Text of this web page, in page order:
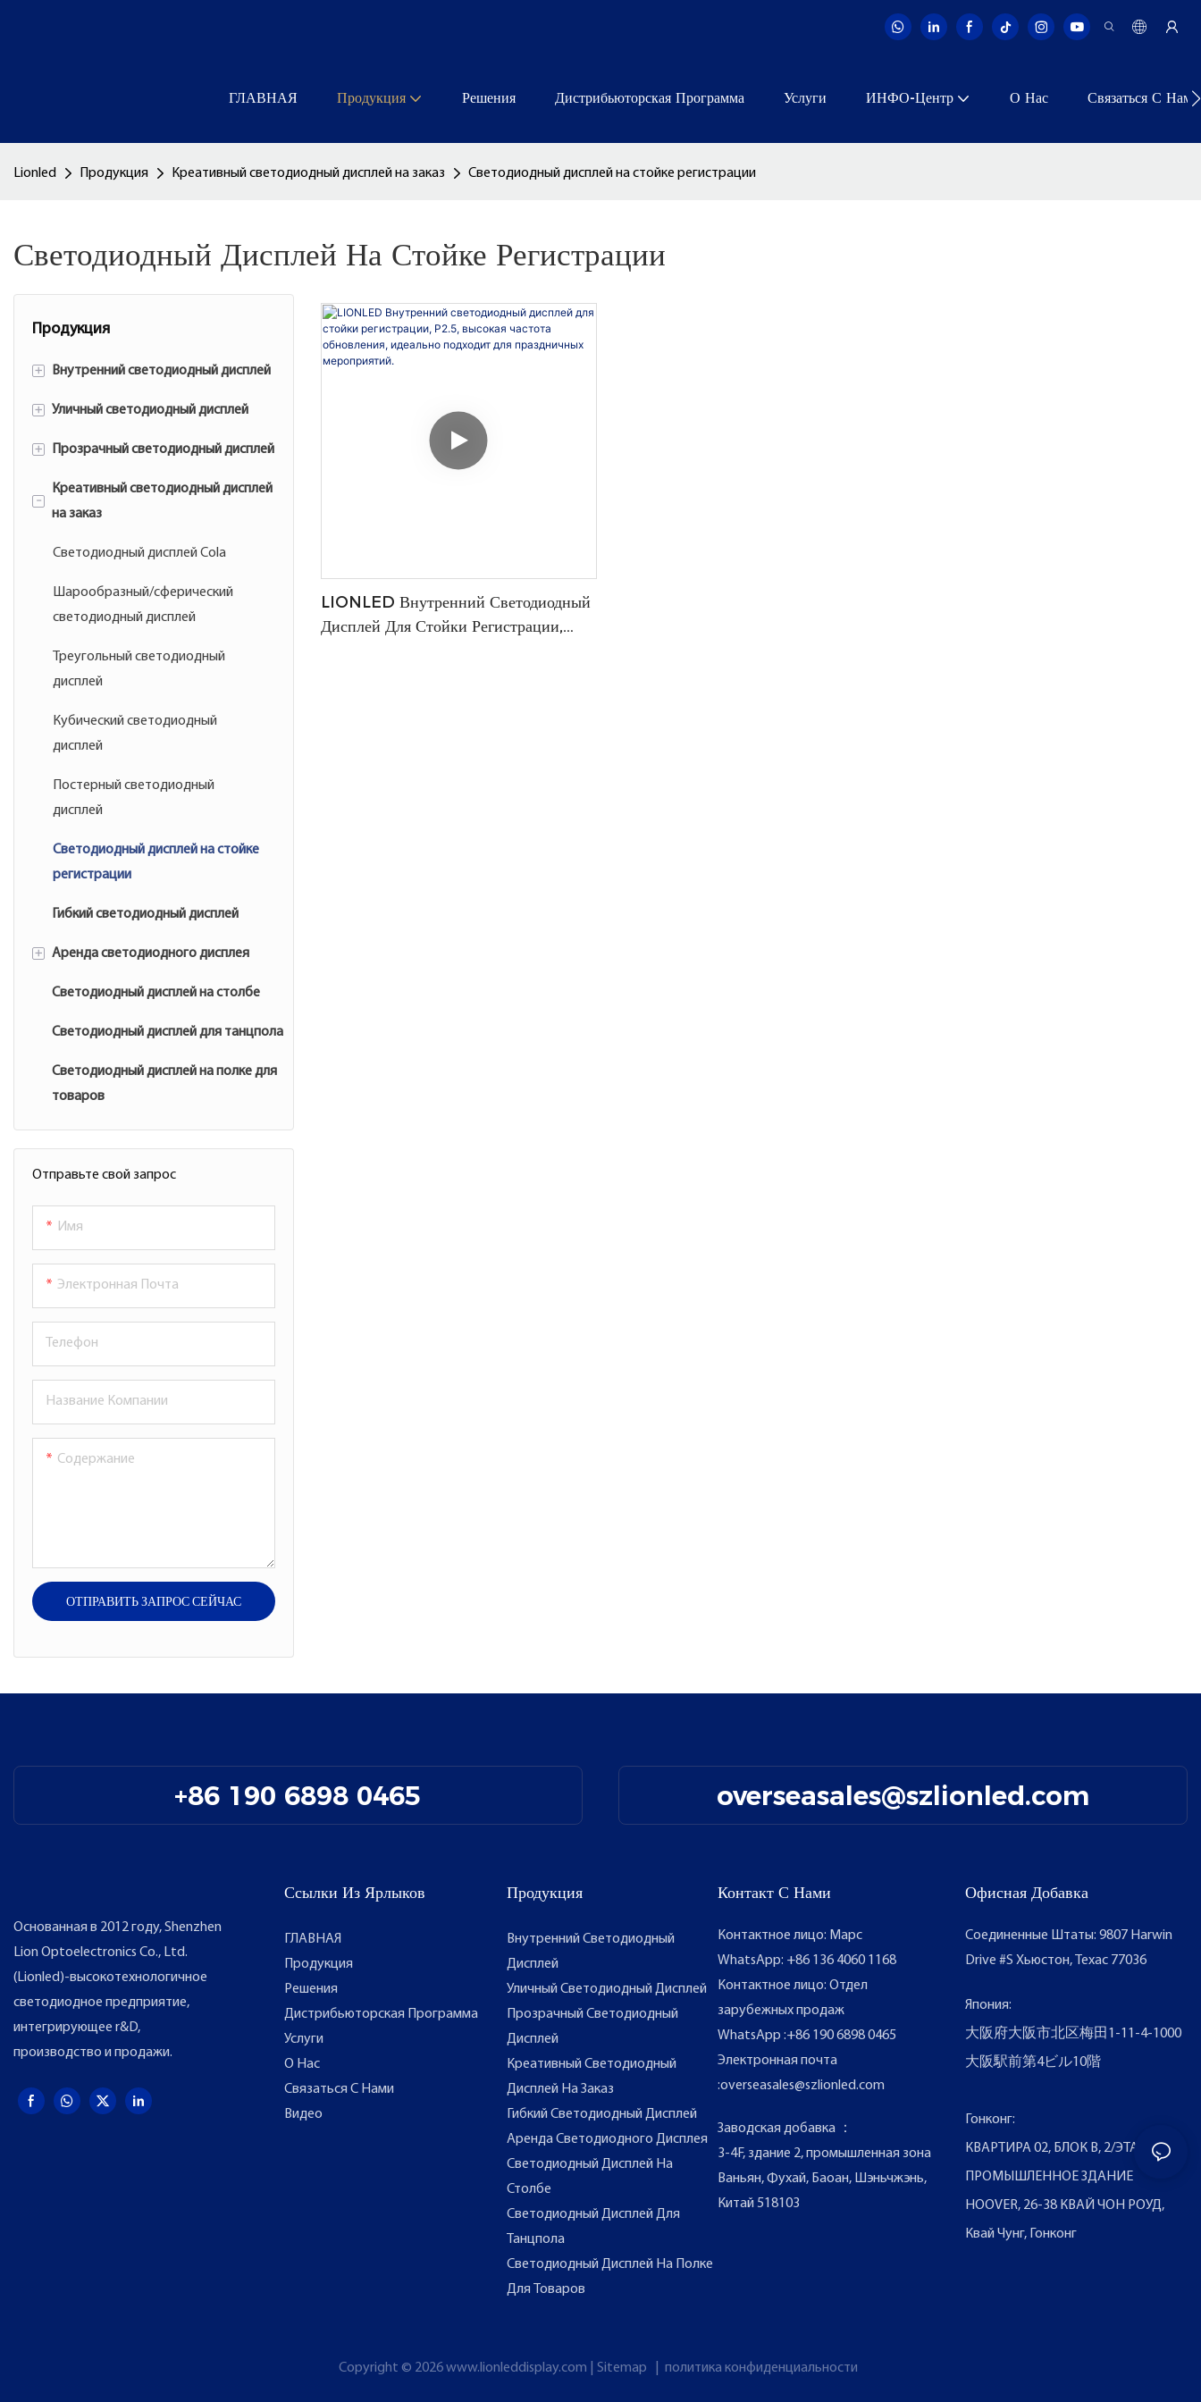
ГЛАВНАЯ Продукция Решения Дистрибьюторская Программа Услуги ИНФО-Центр О Нас Связаться С Нами
Lionled Продукция Креативный светодиодный дисплей на заказ Светодиодный дисплей на стойке регистрации
Светодиодный Дисплей На Стойке Регистрации
Продукция
+ Внутренний светодиодный дисплей
Внутренние стационарные
+ Уличный светодиодный дисплей
Наружная рекламная
Наружный цифровой
+ Прозрачный светодиодный дисплей
Уличный прозрачный
светодиодный дисплей
Прозрачный светодиодный
Гибкий прозрачный
-
Креативный светодиодный дисплей
на заказ
Светодиодный дисплей Cola
Шарообразный/сферический
светодиодный дисплей
Треугольный светодиодный
дисплей
Кубический светодиодный
дисплей
Постерный светодиодный
дисплей
Светодиодный дисплей на стойке
регистрации
Гибкий светодиодный дисплей
+ Аренда светодиодного дисплея
Экран светодиодного дисплея на
арендой в помещении
Светодиодный дисплей на столбе
Светодиодный дисплей для танцпола
Светодиодный дисплей на полке для
товаров
Отправьте свой запрос
Имя
Электронная Почта
Телефон
Название Компании
Содержание
ОТПРАВИТЬ ЗАПРОС СЕЙЧАС
LIONLED Внутренний Светодиодный
Дисплей Для Стойки Регистрации,
+86 190 6898 0465 overseasales@szlionled.com
Основанная в 2012 году, Shenzhen
Lion Optoelectronics Co., Ltd.
(Lionled)-высокотехнологичное
светодиодное предприятие,
интегрирующее r&D,
производство и продажи.
Ссылки Из Ярлыков
ГЛАВНАЯ
Продукция
Решения
Дистрибьюторская Программа
Услуги
О Нас
Связаться С Нами
Видео
Продукция
Внутренний Светодиодный
Дисплей
Уличный Светодиодный Дисплей
Прозрачный Светодиодный
Дисплей
Креативный Светодиодный
Дисплей На Заказ
Гибкий Светодиодный Дисплей
Аренда Светодиодного Дисплея
Светодиодный Дисплей На
Столбе
Светодиодный Дисплей Для
Танцпола
Светодиодный Дисплей На Полке
Для Товаров
Контакт С Нами
Контактное лицо: Марс
WhatsApp: +86 136 4060 1168
Контактное лицо: Отдел
зарубежных продаж
WhatsApp:+86 190 6898 0465
Электронная почта
:overseasales@szlionled.com
Заводская добавка ：
3-4F, здание 2, промышленная зона
Ваньян, Фухай, Баоан, Шэньчжэнь,
Китай 518103
Офисная Добавка
Соединенные Штаты: 9807 Harwin
Drive #S Хьюстон, Техас 77036
Япония:
大阪府大阪市北区梅田1-11-4-1000
大阪駅前第4ビル10階
Гонконг:
КВАРТИРА 02, БЛОК B, 2/ЭТАЖ,
ПРОМЫШЛЕННОЕ ЗДАНИЕ
HOOVER, 26-38 КВАЙ ЧОН РОУД,
Квай Чунг, Гонконг
Copyright © 2026www.lionleddisplay.com Sitemap политика конфиденциальности